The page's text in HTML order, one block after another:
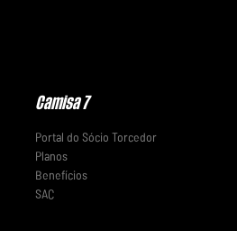
Camisa 7
Portal do Sócio Torcedor
Planos
Benefícios
SAC